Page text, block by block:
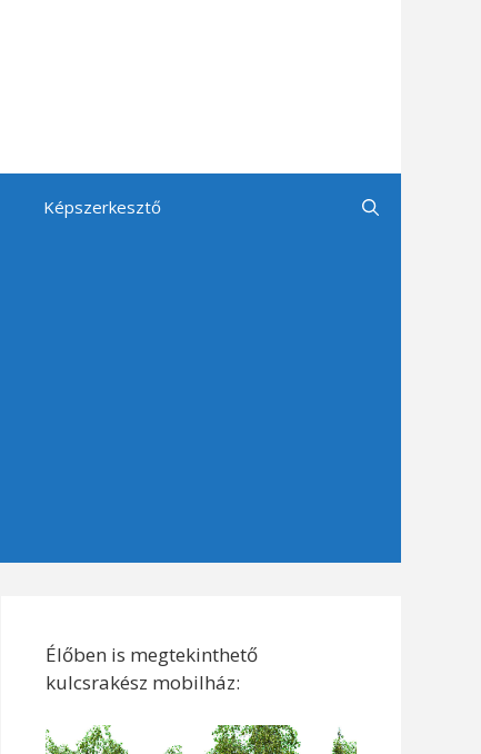
Képszerkesztő
Élőben is megtekinthető
kulcsrakész mobilház: